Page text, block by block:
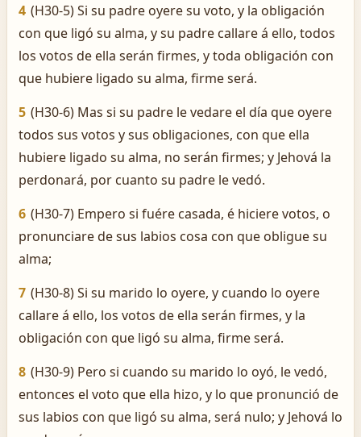
4 (H30-5) Si su padre oyere su voto, y la obligación
con que ligó su alma, y su padre callare á ello, todos
los votos de ella serán firmes, y toda obligación con
que hubiere ligado su alma, firme será.
5 (H30-6) Mas si su padre le vedare el día que oyere
todos sus votos y sus obligaciones, con que ella
hubiere ligado su alma, no serán firmes; y Jehová la
perdonará, por cuanto su padre le vedó.
6 (H30-7) Empero si fuére casada, é hiciere votos, o
pronunciare de sus labios cosa con que obligue su
alma;
7 (H30-8) Si su marido lo oyere, y cuando lo oyere
callare á ello, los votos de ella serán firmes, y la
obligación con que ligó su alma, firme será.
8 (H30-9) Pero si cuando su marido lo oyó, le vedó,
entonces el voto que ella hizo, y lo que pronunció de
sus labios con que ligó su alma, será nulo; y Jehová lo